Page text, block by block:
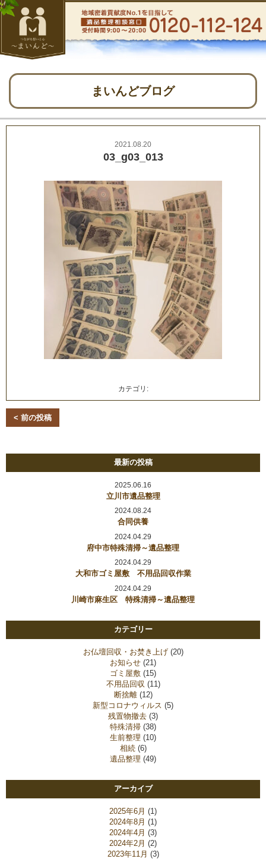
まいんどブログ
2021.08.20
03_g03_013
カテゴリ:
< 前の投稿
最新の投稿
2025.06.16
立川市遺品整理
2024.08.24
合同供養
2024.04.29
府中市特殊清掃～遺品整理
2024.04.29
大和市ゴミ屋敷 不用品回収作業
2024.04.29
川崎市麻生区 特殊清掃～遺品整理
カテゴリー
お仏壇回収・お焚き上げ(20)
お知らせ (21)
ゴミ屋敷 (15)
不用品回収 (11)
断捨離(12)
新型コロナウィルス (5)
残置物撤去 (3)
特殊清掃 (38)
生前整理 (10)
相続(6)
遺品整理 (49)
アーカイブ
2025年6月 (1)
2024年8月 (1)
2024年4月 (3)
2024年2月 (2)
2023年11月 (3)